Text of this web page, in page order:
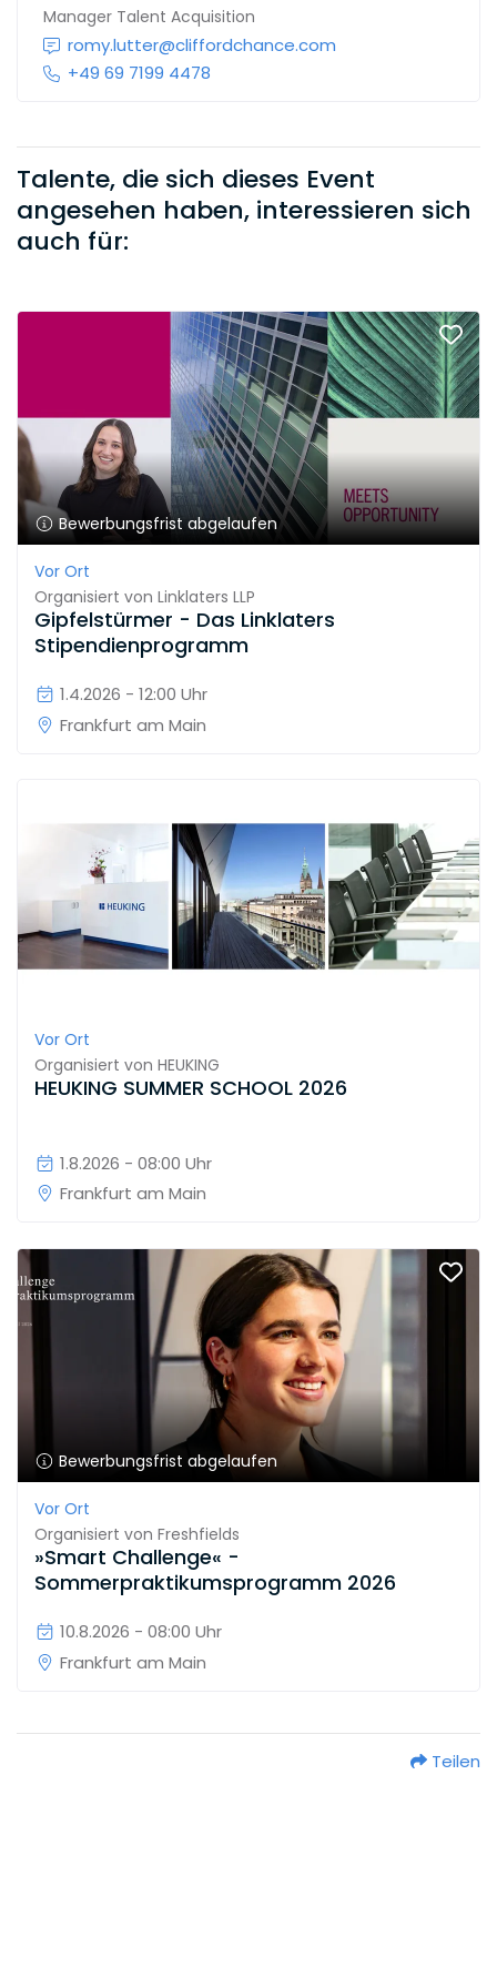
Manager Talent Acquisition
romy.lutter@cliffordchance.com
+49 69 7199 4478
Talente, die sich dieses Event
angesehen haben, interessieren sich
auch für:
Bewerbungsfrist abgelaufen
Vor Ort
Organisiert von Linklaters LLP
Gipfelstürmer - Das Linklaters
Stipendienprogramm
1.4.2026 - 12:00 Uhr
Frankfurt am Main
Vor Ort
Organisiert von HEUKING
HEUKING SUMMER SCHOOL 2026
1.8.2026 - 08:00 Uhr
Frankfurt am Main
Bewerbungsfrist abgelaufen
Vor Ort
Organisiert von Freshfields
»Smart Challenge« -
Sommerpraktikumsprogramm 2026
10.8.2026 - 08:00 Uhr
Frankfurt am Main
Teilen